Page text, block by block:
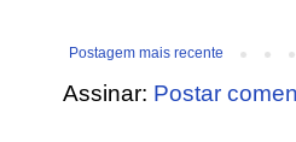
Postagem mais recente
Assinar: Postar